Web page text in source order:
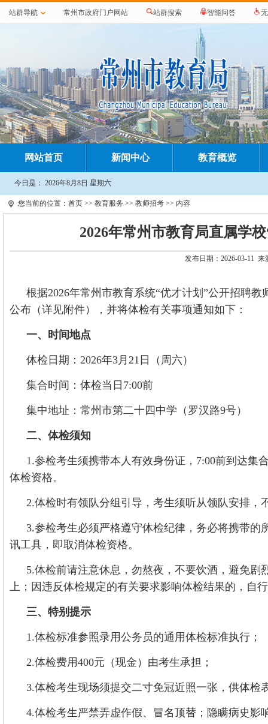
站群导航 常州市政府门户网站 站群搜索 智能问答
网站首页 新闻中心 教育概览
今日是： 2026年8月8日 星期六
您当前的位置： 首页 >> 教育服务 >> 教师招考 >> 内容
2026年常州市教育局直属学
发布日期：2026-03-11
根据2026年常州市教育系统“优才计划”公开招聘
公布（详见附件），并将体检有关事项通知如下：
一、时间地点
体检日期：2026年3月21日（周六）
集合时间：体检当日7:00前
集中地址：常州市第二十四中学（罗汉路9号）
二、体检须知
1.参检考生须携带本人有效身份证，7:00前到达集
体检资格。
2.体检时有领队分组引导，考生须听从领队安排，
3.参检考生必须严格遵守体检纪律，务必将携带
讯工具，即取消体检资格。
5.体检前请注意休息，勿熬夜，不要饮酒，避免
上；因违反体检规定的有关要求影响体检结果的，自
三、特别提示
1.体检标准参照录用公务员的通用体检标准执行；
2.体检费用400元（现金）由考生承担；
3.体检考生现场须提交二寸免冠近照一张，供体检
4.体检考生严禁弄虚作假、冒名顶替；隐瞒病史影